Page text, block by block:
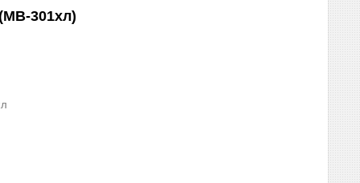
301хл)